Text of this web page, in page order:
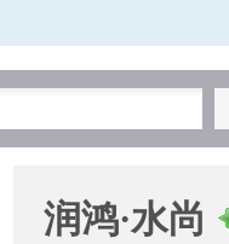
润鸿·水尚